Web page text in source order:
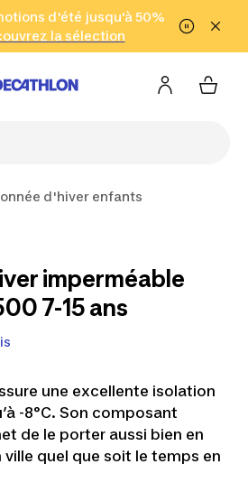
Aller au contenu Aller au pied de
d'été jusqu'à 50%
la sélection
Cliquez ici
2 h!
d'hiver enfants
imperméable
7-15 ans
une excellente isolation
-8°C. Son composant
de le porter aussi bien en
ville quel que soit le temps en